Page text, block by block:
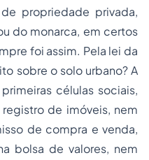
propriedade privada,
do monarca, em certos
foi assim. Pela lei da
sobre o solo urbano? A
células sociais,
de imóveis, nem
de compra e venda,
bolsa de valores, nem